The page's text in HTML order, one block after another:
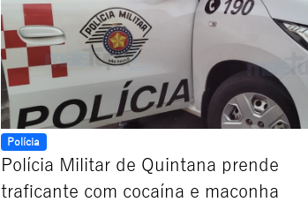
Polícia
Polícia Militar de Quintana prende
traficante com cocaína e maconha